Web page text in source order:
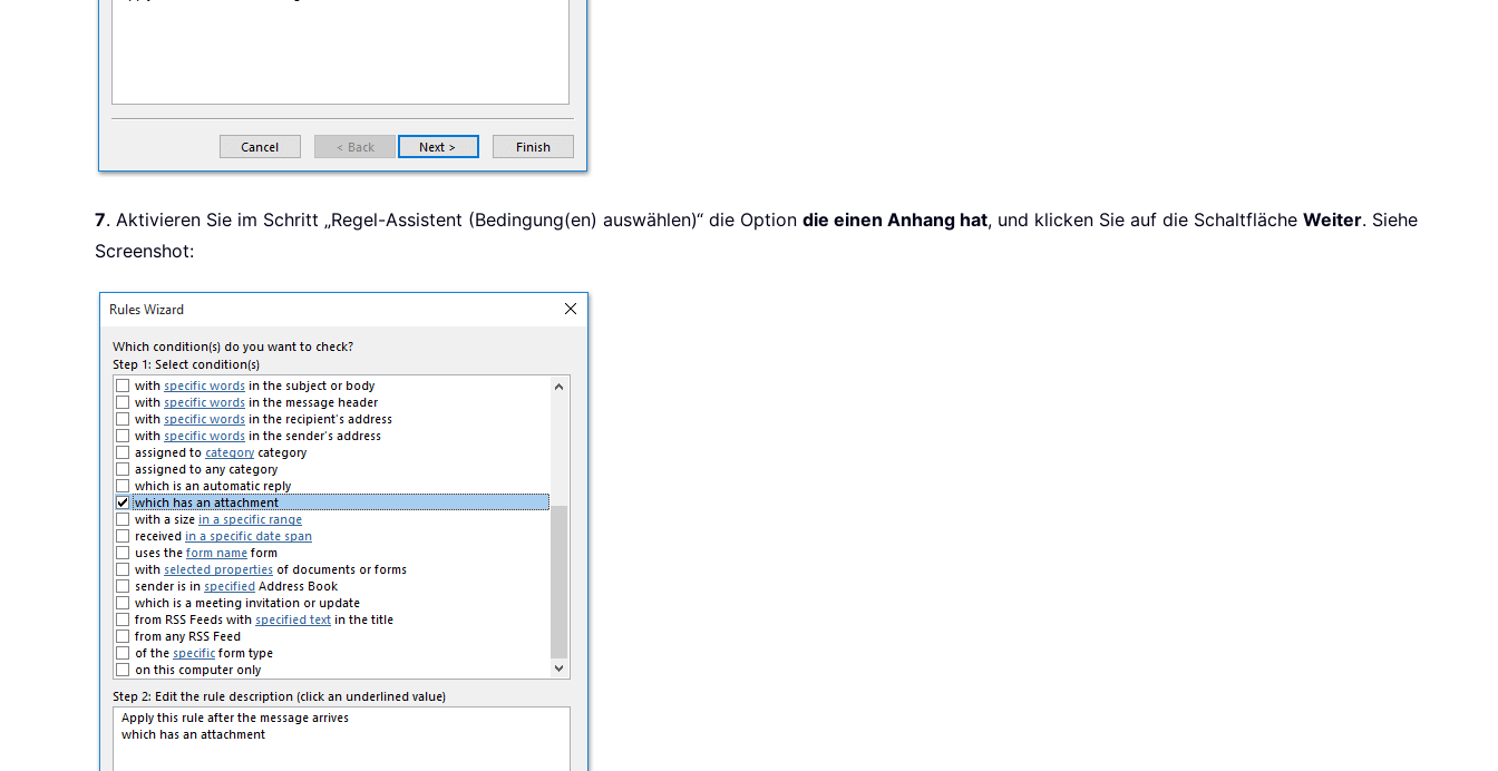
7. Aktivieren Sie im Schritt „Regel-Assistent (Bedingung(en) auswählen)“ die Option die einen Anhang hat, und klicken Sie auf die Schaltfläche Weiter. Siehe
Screenshot: